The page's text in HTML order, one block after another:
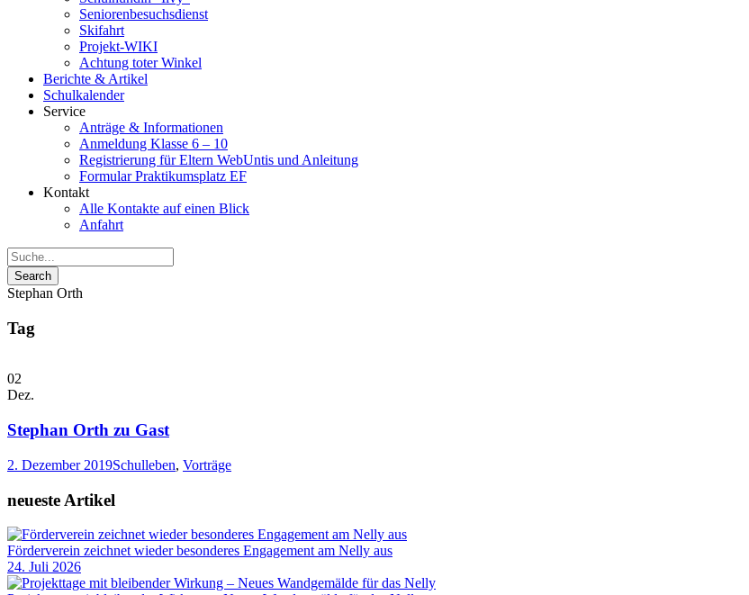
Seniorenbesuchsdienst
Skifahrt
Projekt-WIKI
Achtung toter Winkel
Berichte & Artikel
Schulkalender
Service
Anträge & Informationen
Anmeldung Klasse 6 – 10
Registrierung für Eltern WebUntis und Anleitung
Formular Praktikumsplatz EF
Kontakt
Alle Kontakte auf einen Blick
Anfahrt
Stephan Orth
Tag
02
Dez.
Stephan Orth zu Gast
2. Dezember 2019Schulleben, Vorträge
neueste Artikel
Förderverein zeichnet wieder besonderes Engagement am Nelly aus
24. Juli 2026